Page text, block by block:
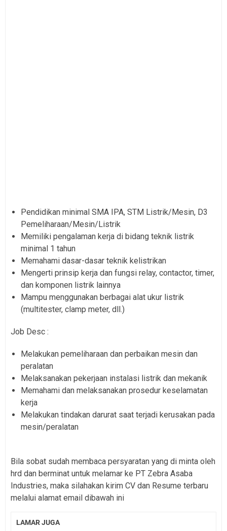
Pendidikan minimal SMA IPA, STM Listrik/Mesin, D3
Pemeliharaan/Mesin/Listrik
Memiliki pengalaman kerja di bidang teknik listrik
minimal 1 tahun
Memahami dasar-dasar teknik kelistrikan
Mengerti prinsip kerja dan fungsi relay, contactor, timer,
dan komponen listrik lainnya
Mampu menggunakan berbagai alat ukur listrik
(multitester, clamp meter, dll.)
Job Desc :
Melakukan pemeliharaan dan perbaikan mesin dan
peralatan
Melaksanakan pekerjaan instalasi listrik dan mekanik
Memahami dan melaksanakan prosedur keselamatan
kerja
Melakukan tindakan darurat saat terjadi kerusakan pada
mesin/peralatan
Bila sobat sudah membaca persyaratan yang di minta oleh
hrd dan berminat untuk melamar ke PT Zebra Asaba
Industries, maka silahakan kirim CV dan Resume terbaru
melalui alamat email dibawah ini
LAMAR JUGA